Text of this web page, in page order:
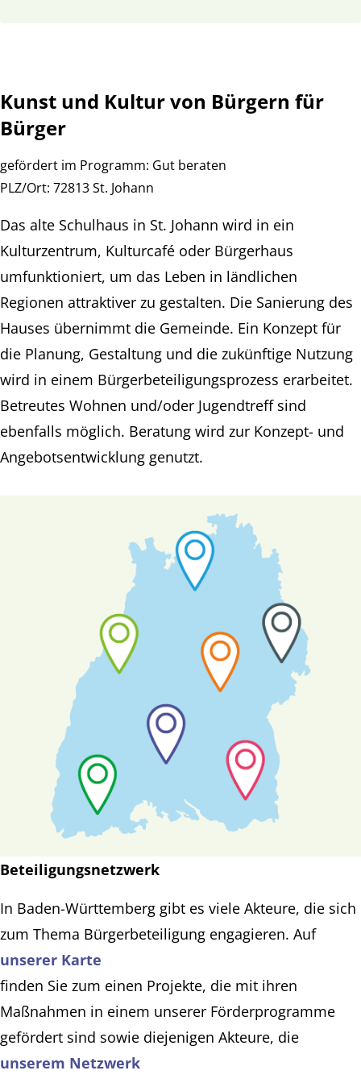
Kunst und Kultur von Bürgern für
Bürger
gefördert im Programm: Gut beraten
PLZ/Ort: 72813 St. Johann
Das alte Schulhaus in St. Johann wird in ein
Kulturzentrum, Kulturcafé oder Bürgerhaus
umfunktioniert, um das Leben in ländlichen
Regionen attraktiver zu gestalten. Die Sanierung des
Hauses übernimmt die Gemeinde. Ein Konzept für
die Planung, Gestaltung und die zukünftige Nutzung
wird in einem Bürgerbeteiligungsprozess erarbeitet.
Betreutes Wohnen und/oder Jugendtreff sind
ebenfalls möglich. Beratung wird zur Konzept- und
Angebotsentwicklung genutzt.
Beteiligungsnetzwerk
In Baden-Württemberg gibt es viele Akteure, die sich
zum Thema Bürgerbeteiligung engagieren. Auf
unserer Karte
finden Sie zum einen Projekte, die mit ihren
Maßnahmen in einem unserer Förderprogramme
gefördert sind sowie diejenigen Akteure, die
unserem Netzwerk